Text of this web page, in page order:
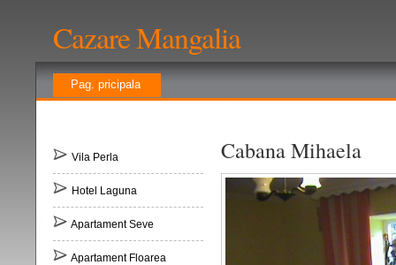
Cazare Mangalia
Pag. pricipala
Vila Perla
Hotel Laguna
Apartament Seve
Apartament Floarea
Cabana Mihaela